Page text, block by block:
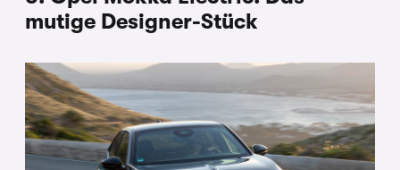
mutige Designer-Stück